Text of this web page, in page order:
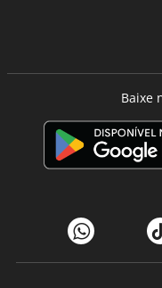
Baixe